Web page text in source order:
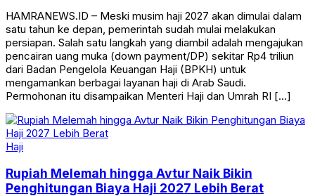
HAMRANEWS.ID – Meski musim haji 2027 akan dimulai dalam
satu tahun ke depan, pemerintah sudah mulai melakukan
persiapan. Salah satu langkah yang diambil adalah mengajukan
pencairan uang muka (down payment/DP) sekitar Rp4 triliun
dari Badan Pengelola Keuangan Haji (BPKH) untuk
mengamankan berbagai layanan haji di Arab Saudi.
Permohonan itu disampaikan Menteri Haji dan Umrah RI […]
Haji
Rupiah Melemah hingga Avtur Naik Bikin
Penghitungan Biaya Haji 2027 Lebih Berat